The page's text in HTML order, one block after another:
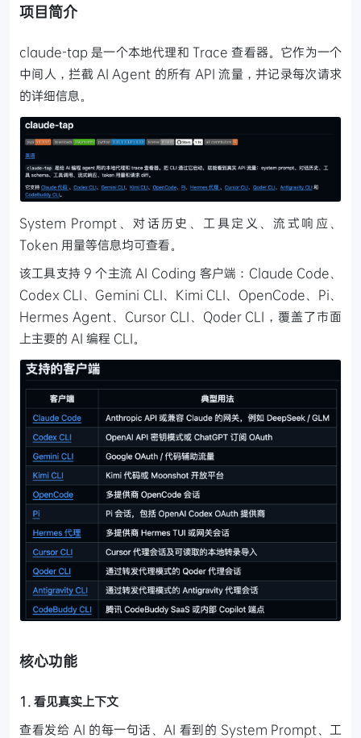
项目简介
claude-tap 是一个本地代理和 Trace 查看器。它作为一个
中间人，拦截 AI Agent 的所有 API 流量，并记录每次请求
的详细信息。
System Prompt、对话历史、工具定义、流式响应、
Token 用量等信息均可查看。
该工具支持 9 个主流 AI Coding 客户端：Claude Code、
Codex CLI、Gemini CLI、Kimi CLI、OpenCode、Pi、
Hermes Agent、Cursor CLI、Qoder CLI，覆盖了市面
上主要的 AI 编程 CLI。
核心功能
1. 看见真实上下文
查看发给 AI 的每一句话、AI 看到的 System Prompt、工